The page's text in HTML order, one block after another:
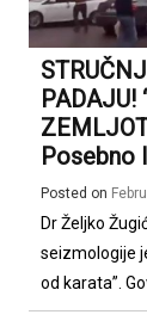
PADAJU!
Posebno
Posted on
Dr Željko
seizmologije
od karata”.